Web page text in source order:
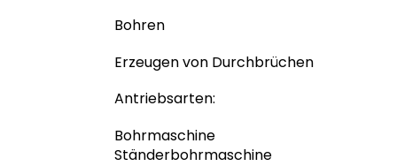
Bohren
Erzeugen von Durchbrüchen
Antriebsarten:
Bohrmaschine
Ständerbohrmaschine